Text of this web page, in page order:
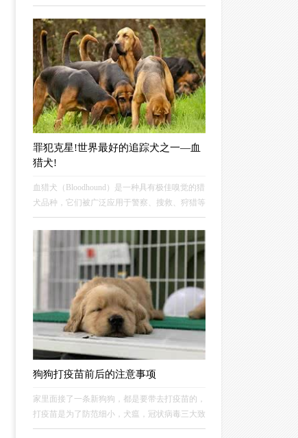
所，避免寒冷和潮湿。可以使用毯子或暖气来保
持室内温度适宜。保持充足的水分：鼓励狗狗多
饮水，保持水分平衡。可以提供温水，帮助缓解
喉咙痛和促进身体代谢。
罪犯克星!世界最好的追踪犬之一—血
猎犬!
血猎犬（Bloodhound）是一种具有极佳嗅觉的猎
犬品种，它们被广泛应用于警察、搜救、狩猎等
领域。血猎犬的起源可以追溯到公元7世纪的比
利时，其祖先可能是古代罗马的战争犬和踏猎
犬。血猎犬通常被认为是世界上最优秀的嗅觉犬
之一，其嗅觉能力甚至超过了一些科学仪器。
狗狗打疫苗前后的注意事项
家里面接了一条新狗狗，都是要带去打疫苗的，
打疫苗是为了防范细小，犬瘟，冠状病毒三大致
命疾病的，并且一般打疫苗的话还会额外加一针